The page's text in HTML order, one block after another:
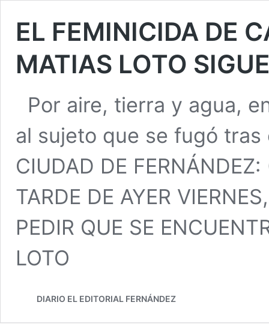
EL FEMINICIDA DE
MATIAS LOTO
Por aire, tierra y agua,
al sujeto que se fugó
CIUDAD DE
TARDE DE AYER
PEDIR QUE SE
LOTO
DIARIO EL EDITORIAL FERNÁNDEZ